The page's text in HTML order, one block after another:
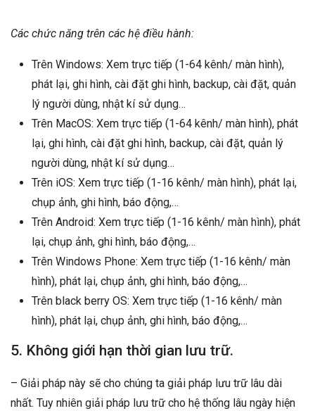
Các chức năng trên các hệ điều hành:
Trên Windows: Xem trực tiếp (1-64 kênh/ màn hình),
phát lại, ghi hình, cài đặt ghi hình, backup, cài đặt, quản
lý người dùng, nhật kí sử dụng…
Trên MacOS: Xem trực tiếp (1-64 kênh/ màn hình), phát
lại, ghi hình, cài đặt ghi hình, backup, cài đặt, quản lý
người dùng, nhật kí sử dụng…
Trên iOS: Xem trực tiếp (1-16 kênh/ màn hình), phát lại,
chụp ảnh, ghi hình, báo động,…
Trên Android: Xem trực tiếp (1-16 kênh/ màn hình), phát
lại, chụp ảnh, ghi hình, báo động,…
Trên Windows Phone: Xem trực tiếp (1-16 kênh/ màn
hình), phát lại, chụp ảnh, ghi hình, báo động,…
Trên black berry OS: Xem trực tiếp (1-16 kênh/ màn
hình), phát lại, chụp ảnh, ghi hình, báo động,…
5. Không giới hạn thời gian lưu trữ.
– Giải pháp này sẽ cho chúng ta giải pháp lưu trữ lâu dài
nhất. Tuy nhiên giải pháp lưu trữ cho hệ thống lâu ngày hiện